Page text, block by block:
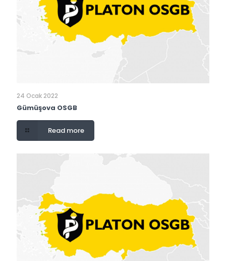
24 Ocak 2022
Gümüşova OSGB
Read more